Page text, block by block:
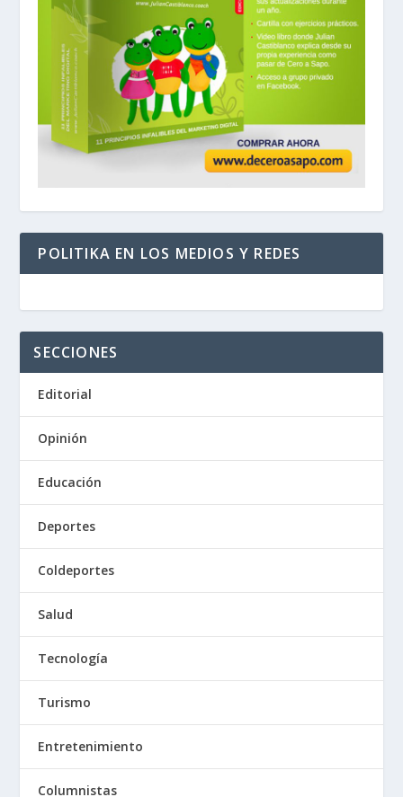
POLITIKA EN LOS MEDIOS Y REDES
SECCIONES
Editorial
Opinión
Educación
Deportes
Coldeportes
Salud
Tecnología
Turismo
Entretenimiento
Columnistas